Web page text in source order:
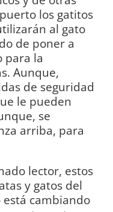
los gatitos
al gato
de poner a
para la
Aunque,
de seguridad
le pueden
se
arriba, para
lector, estos
y gatos del
está cambiando